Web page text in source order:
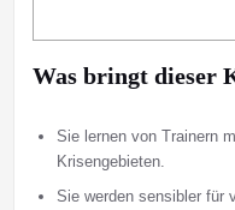
Was bringt dieser
Sie lernen von Trainern
Krisengebieten.
Sie werden sensibler für